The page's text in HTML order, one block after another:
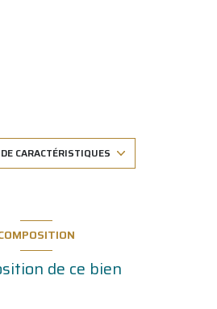
air pulsé (climatisation)
CARACTÉRISTIQUES
de ce bien